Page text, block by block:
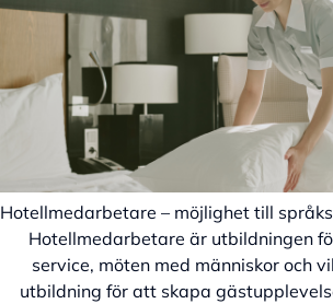
Hotellmedarbetare – möjlighet till
Hotellmedarbetare är utbildningen
service, möten med människor och
utbildning för att skapa